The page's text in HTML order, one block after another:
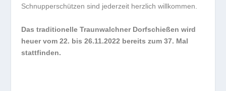
Schnupperschützen sind jederzeit herzlich willkommen.
Das traditionelle Traunwalchner Dorfschießen wird
heuer vom 22. bis 26.11.2022 bereits zum 37. Mal
stattfinden.